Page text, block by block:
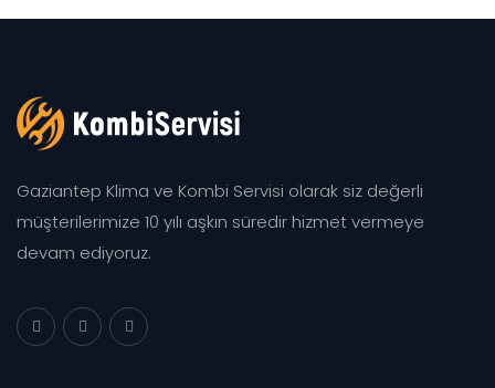
Gaziantep Klima ve Kombi Servisi olarak siz değerli
müşterilerimize 10 yılı aşkın süredir hizmet vermeye
devam ediyoruz.